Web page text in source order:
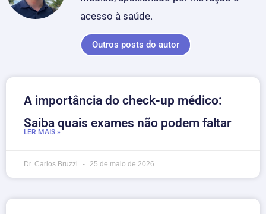
acesso à saúde.
Outros posts do autor
A importância do check-up médico:
Saiba quais exames não podem faltar
LER MAIS »
Dr. Carlos Bruzzi 25 de maio de 2026